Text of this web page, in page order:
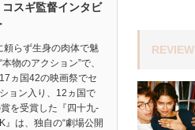
コスギ監督インタビ
頼らず生身の肉体で魅
本物のアクション”で、
ヵ国42の映画祭でセ
ョン入り、12ヵ国で
を受賞した『四十九-
』は、独自の“劇場公開
REVIEW